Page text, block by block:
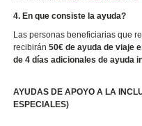
4. En que consiste la ayuda?
Las personas beneficiarias que
recibirán50€ de ayuda de viaje
de 4 días adicionales de ayuda
AYUDAS DE APOYO A LA
ESPECIALES)